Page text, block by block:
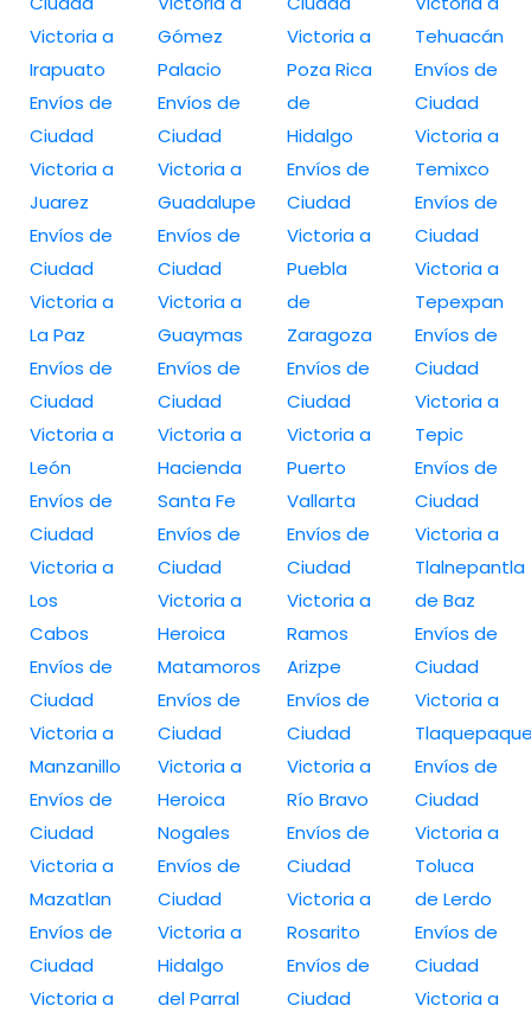
Victoria a
Irapuato
Envíos de
Ciudad
Victoria a
Juarez
Envíos de
Ciudad
Victoria a
La Paz
Envíos de
Ciudad
Victoria a
León
Envíos de
Ciudad
Victoria a
Los
Cabos
Envíos de
Ciudad
Victoria a
Manzanillo
Envíos de
Ciudad
Victoria a
Mazatlan
Envíos de
Ciudad
Victoria a
Gómez
Palacio
Envíos de
Ciudad
Victoria a
Guadalupe
Envíos de
Ciudad
Victoria a
Guaymas
Envíos de
Ciudad
Victoria a
Hacienda
Santa Fe
Envíos de
Ciudad
Victoria a
Heroica
Matamoros
Envíos de
Ciudad
Victoria a
Heroica
Nogales
Envíos de
Ciudad
Victoria a
Hidalgo
del Parral
Victoria a
Poza Rica
de
Hidalgo
Envíos de
Ciudad
Victoria a
Puebla
de
Zaragoza
Envíos de
Ciudad
Victoria a
Puerto
Vallarta
Envíos de
Ciudad
Victoria a
Ramos
Arizpe
Envíos de
Ciudad
Victoria a
Río Bravo
Envíos de
Ciudad
Victoria a
Rosarito
Envíos de
Ciudad
Tehuacán
Envíos de
Ciudad
Victoria a
Temixco
Envíos de
Ciudad
Victoria a
Tepexpan
Envíos de
Ciudad
Victoria a
Tepic
Envíos de
Ciudad
Victoria a
Tlalnepantla
de Baz
Envíos de
Ciudad
Victoria a
Envíos de
Ciudad
Victoria a
Toluca
de Lerdo
Envíos de
Ciudad
Victoria a